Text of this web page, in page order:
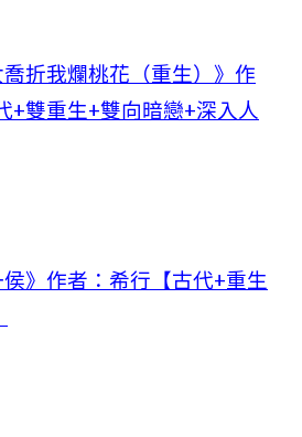
喬折我爛桃花（重生）》作
+雙重生+雙向暗戀+深入人
侯》作者：希行【古代+重生